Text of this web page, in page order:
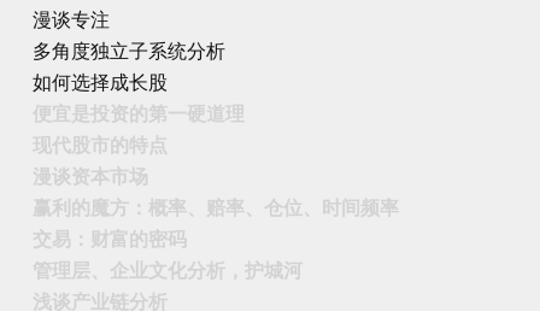
漫谈专注
多角度独立子系统分析
如何选择成长股
便宜是投资的第一硬道理
现代股市的特点
漫谈资本市场
赢利的魔方：概率、赔率、仓位、时间频率
交易：财富的密码
管理层、企业文化分析，护城河
浅谈产业链分析